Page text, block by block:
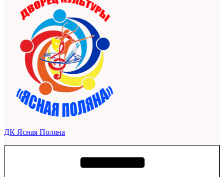
ДК Ясная Поляна